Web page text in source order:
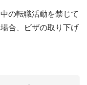
の転職活動を禁じて
合、ビザの取り下げ